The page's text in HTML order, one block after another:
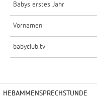
Babys erstes Jahr
Vornamen
babyclub.tv
HEBAMMENSPRECHSTUNDE